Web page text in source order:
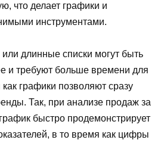
что делает графики и
инструментами.
длинные списки могут быть
и требуют больше времени для
графики позволяют сразу
Так, при анализе продаж за
быстро продемонстрирует
в то время как цифры